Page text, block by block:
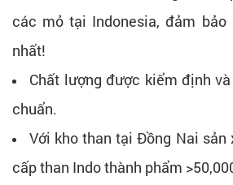
các mỏ tại Indonesia, đảm bảo
nhất!
Chất lượng được kiểm định
chuẩn.
Với kho than tại Đồng Nai sản
cấp than Indo thành phẩm